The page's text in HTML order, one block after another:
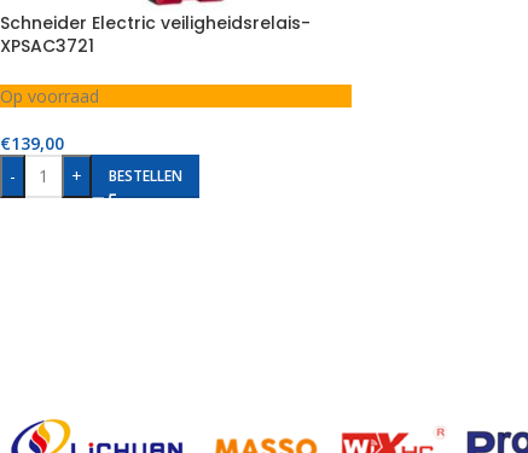
Schneider Electric veiligheidsrelais-
XPSAC3721
Op voorraad
€139,00
-
+ BESTELLEN